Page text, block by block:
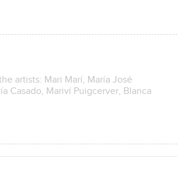
artists: Mari Marí, María José
Casado, Mariví Puigcerver, Blanca